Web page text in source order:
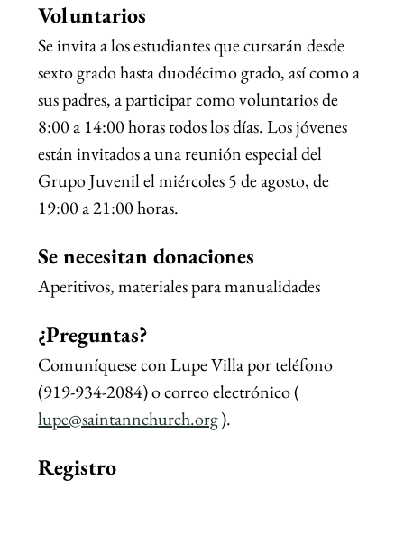
Voluntarios
Se invita a los estudiantes que cursarán desde
sexto grado hasta duodécimo grado, así como a
sus padres, a participar como voluntarios de
8:00 a 14:00 horas todos los días. Los jóvenes
están invitados a una reunión especial del
Grupo Juvenil el miércoles 5 de agosto, de
19:00 a 21:00 horas.
Se necesitan donaciones
Aperitivos, materiales para manualidades
¿Preguntas?
Comuníquese con Lupe Villa por teléfono
(919-934-2084) o correo electrónico (
lupe@saintannchurch.org).
Registro